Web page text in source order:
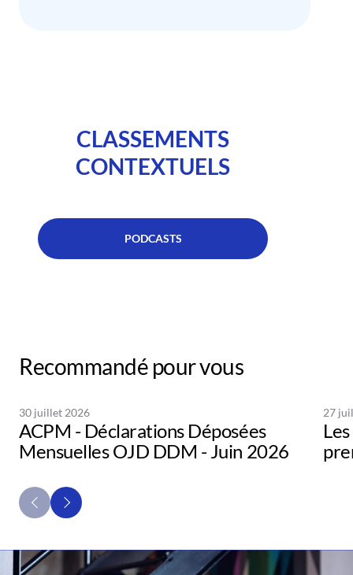
CLASSEMENTS
CONTEXTUELS
PODCASTS
Recommandé pour vous
30 juillet 2026
ACPM - Déclarations Déposées
Mensuelles OJD DDM - Juin 2026
27